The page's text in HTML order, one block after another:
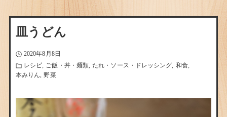
皿うどん
2020年8月8日
レシピ ご飯・丼・麺類 たれ・ソース・ドレッシング 和食
本みりん 野菜